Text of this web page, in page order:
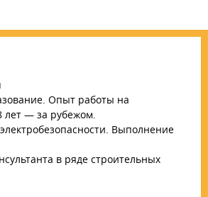
Опыт работы на
лет — за рубежом.
Выполнение
в ряде строительных